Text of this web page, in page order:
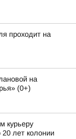
проходит на
на
(0+)
курьеру
20 лет колонии